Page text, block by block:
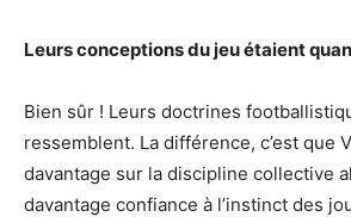
Leurs conceptions du jeu étaient
Bien sûr ! Leurs doctrines
ressemblent. La différence, c’est que
davantage sur la discipline collective
davantage confiance à l’instinct des